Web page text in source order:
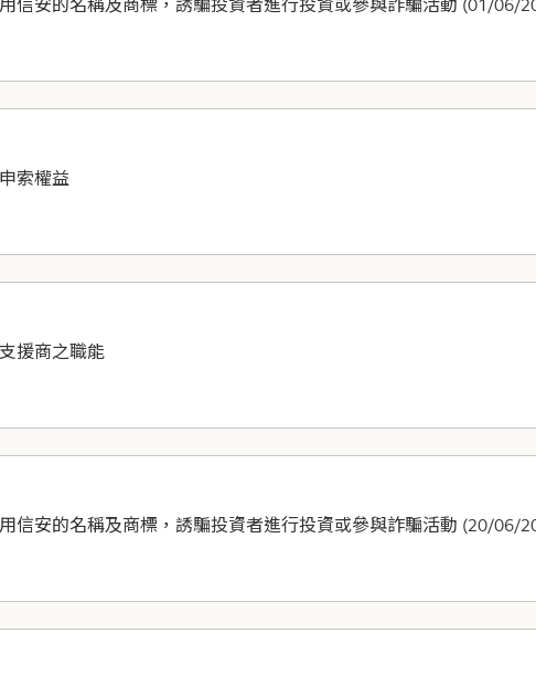
信安的名稱及商標，誘騙投資者進行投資或參與詐騙活動 (01/06/
索權益
援商之職能
信安的名稱及商標，誘騙投資者進行投資或參與詐騙活動 (20/06/